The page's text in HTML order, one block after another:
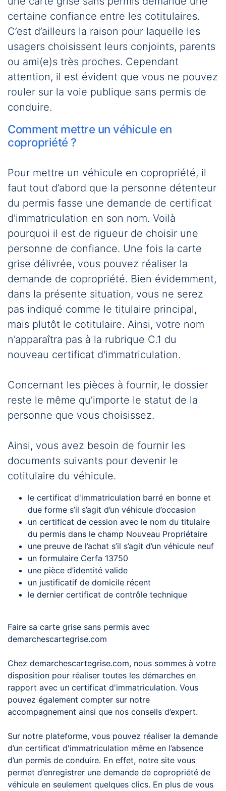
certaine confiance entre les cotitulaires.
C’est d’ailleurs la raison pour laquelle les
usagers choisissent leurs conjoints, parents
ou ami(e)s très proches. Cependant
attention, il est évident que vous ne pouvez
rouler sur la voie publique sans permis de
conduire.
Comment mettre un véhicule en
copropriété ?
Pour mettre un véhicule en copropriété, il
faut tout d’abord que la personne détenteur
du permis fasse une demande de certificat
d'immatriculation en son nom. Voilà
pourquoi il est de rigueur de choisir une
personne de confiance. Une fois la carte
grise délivrée, vous pouvez réaliser la
demande de copropriété. Bien évidemment,
dans la présente situation, vous ne serez
pas indiqué comme le titulaire principal,
mais plutôt le cotitulaire. Ainsi, votre nom
n’apparaîtra pas à la rubrique C.1 du
nouveau certificat d'immatriculation.
Concernant les pièces à fournir, le dossier
reste le même qu’importe le statut de la
personne que vous choisissez.
Ainsi, vous avez besoin de fournir les
documents suivants pour devenir le
cotitulaire du véhicule.
le certificat d'immatriculation barré en bonne et
due forme s’il s’agit d’un véhicule d’occasion
un certificat de cession avec le nom du titulaire
du permis dans le champ Nouveau Propriétaire
une preuve de l’achat s’il s’agit d’un véhicule neuf
un formulaire Cerfa 13750
une pièce d’identité valide
un justificatif de domicile récent
le dernier certificat de contrôle technique
Faire sa carte grise sans permis avec
demarchescartegrise.com
Chez demarchescartegrise.com, nous sommes à votre
disposition pour réaliser toutes les démarches en
rapport avec un certificat d'immatriculation. Vous
pouvez également compter sur notre
accompagnement ainsi que nos conseils d’expert.
Sur notre plateforme, vous pouvez réaliser la demande
d’un certificat d'immatriculation même en l’absence
d’un permis de conduire. En effet, notre site vous
permet d’enregistrer une demande de copropriété de
véhicule en seulement quelques clics. En plus de vous